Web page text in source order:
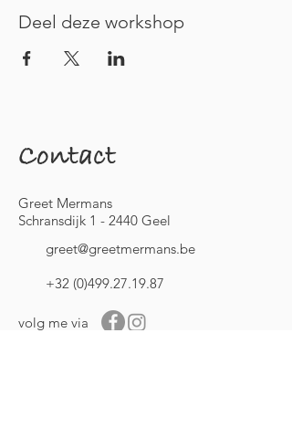
Deel deze workshop
Contact
Greet Mermans
Schransdijk 1 - 2440 Geel
greet@greetmermans.be
+32 (0)499.27.19.87
volg me via